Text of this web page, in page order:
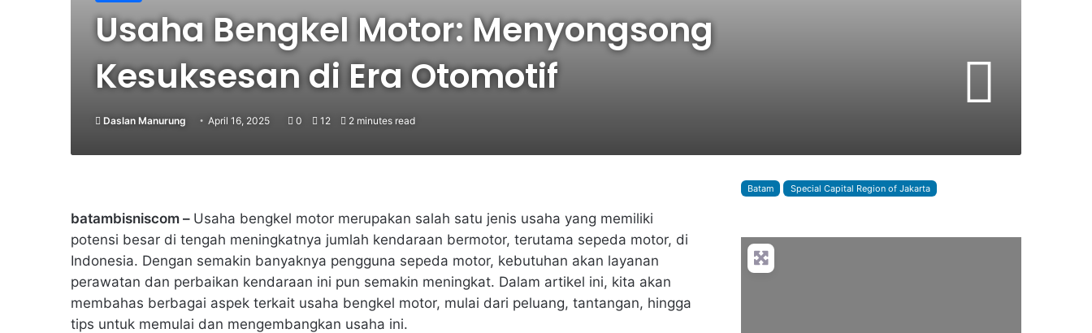
Usaha Bengkel Motor: Menyongsong
Kesuksesan di Era Otomotif
Daslan Manurung April 16, 2025 0 12 2 minutes read
batambisniscom – Usaha bengkel motor merupakan salah satu jenis usaha yang memiliki
potensi besar di tengah meningkatnya jumlah kendaraan bermotor, terutama sepeda motor, di
Indonesia. Dengan semakin banyaknya pengguna sepeda motor, kebutuhan akan layanan
perawatan dan perbaikan kendaraan ini pun semakin meningkat. Dalam artikel ini, kita akan
membahas berbagai aspek terkait usaha bengkel motor, mulai dari peluang, tantangan, hingga
tips untuk memulai dan mengembangkan usaha ini.
Batam Special Capital Region of Jakarta